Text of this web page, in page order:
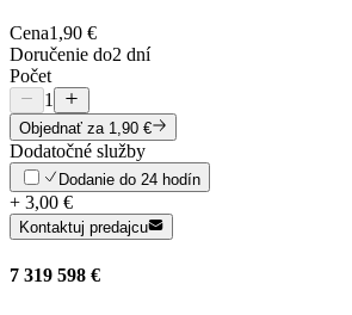
Cena1,90 €
Doručenie do2 dní
Počet
1
Objednať za 1,90 €
Dodatočné služby
Dodanie do 24 hodín
+ 3,00 €
Kontaktuj predajcu
7 319 598 €